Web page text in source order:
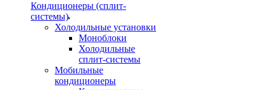
Кондиционеры (сплит-
системы)
Холодильные установки
Моноблоки
Холодильные
сплит-системы
Мобильные
кондиционеры